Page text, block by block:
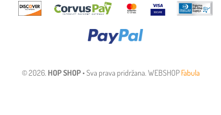
© 2026. HOP SHOP• Sva prava pridržana. WEBSHOP Fabula